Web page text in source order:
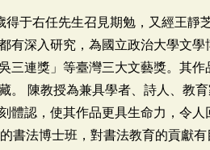
于右任先生召見期勉，又經王靜
有深入研究，為國立政治大學文
三連獎」等臺灣三大文藝獎。其
。 陳教授為兼具學者、詩人、教
體認，使其作品更具生命力，令
書法博士班，對書法教育的貢獻